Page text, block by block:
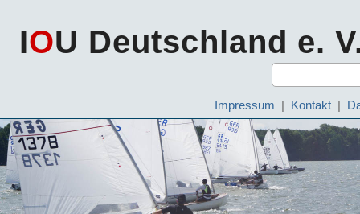
IOU Deutschland e.
Impressum | Kontakt |